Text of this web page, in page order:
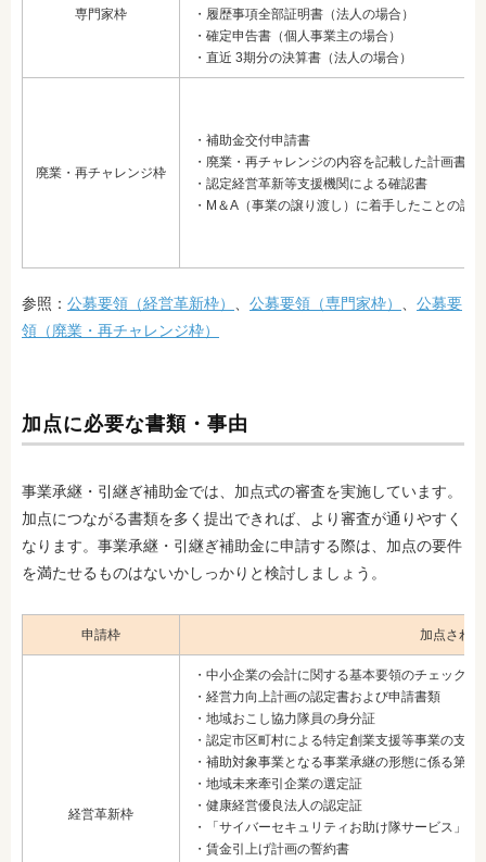
専門家枠
・履歴事項全部証明書（法人の場合）
・確定申告書（個人事業主の場合）
・直近 3期分の決算書（法人の場合）
廃業・再チャレンジ枠
・補助金交付申請書
・ 廃業・再チャレンジの内容を記載した計画書
・ 認定経営革新等支援機関による確認書
・M＆A（事業の譲り渡し）に着手したことの証憑
参照： 公募要領（経営革新枠） 公募要領（専門家枠）
公募要
領（廃業・再チャレンジ枠）
加点に必要な書類・事由
事業承継・引継ぎ補助金では、加点式の審査を実施しています。
加点につながる書類を多く提出できれば、より審査が通りやすく
なります。事業承継・引継ぎ補助金に申請する際は、加点の要件
を満たせるものはないかしっかりと検討しましょう。
申請枠 加点され
経営革新枠
・中小企業の会計に関する基本要領のチェックリ
・経営力向上計画の認定書および申請書類
・地域おこし協力隊員の身分証
・認定市区町村による特定創業支援等事業の支
・補助対象事業となる事業承継の形態に係る第
・地域未来牽引企業の選定証
・健康経営優良法人の認定証
・「サイバーセキュリティお助け隊サービス」
・賃金引上げ計画の誓約書